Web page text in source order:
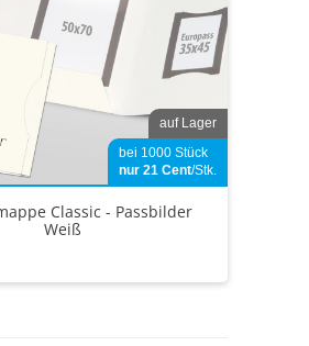
auf Lager
bei 1000 Stück
nur 21 Cent/Stk.
Classic - Passbilder
Weiß